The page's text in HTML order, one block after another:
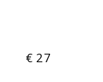
€ 27